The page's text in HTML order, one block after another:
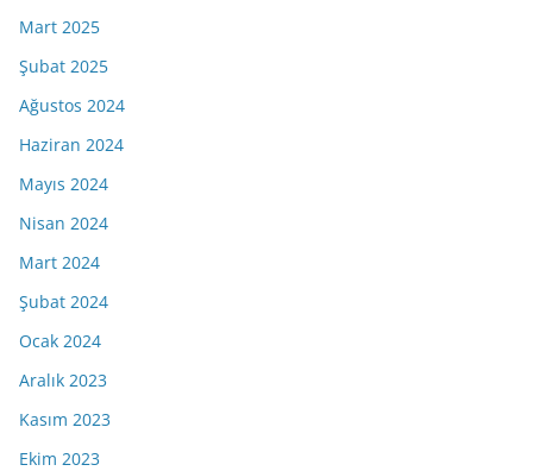
Mart 2025
Şubat 2025
Ağustos 2024
Haziran 2024
Mayıs 2024
Nisan 2024
Mart 2024
Şubat 2024
Ocak 2024
Aralık 2023
Kasım 2023
Ekim 2023